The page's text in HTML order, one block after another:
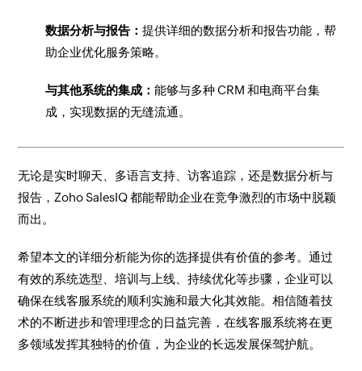
数据分析与报告：提供详细的数据分析和报告功能，帮
助企业优化服务策略。
与其他系统的集成：能够与多种 CRM 和电商平台集
成，实现数据的无缝流通。
无论是实时聊天、多语言支持、访客追踪，还是数据分析与
报告，Zoho SalesIQ 都能帮助企业在竞争激烈的市场中脱颖
而出。
希望本文的详细分析能为你的选择提供有价值的参考。通过
有效的系统选型、培训与上线、持续优化等步骤，企业可以
确保在线客服系统的顺利实施和最大化其效能。相信随着技
术的不断进步和管理理念的日益完善，在线客服系统将在更
多领域发挥其独特的价值，为企业的长远发展保驾护航。